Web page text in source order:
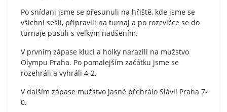
Po snídani jsme se přesunuli na hřiště, kde jsme se
všichni sešli, připravili na turnaj a po rozcvičce se do
turnaje pustili s velkým nadšením.
V prvním zápase kluci a holky narazili na mužstvo
Olympu Praha. Po pomalejším začátku jsme se
rozehráli a vyhráli 4-2.
V dalším zápase mužstvo jasně přehrálo Slávii Praha 7-
0.